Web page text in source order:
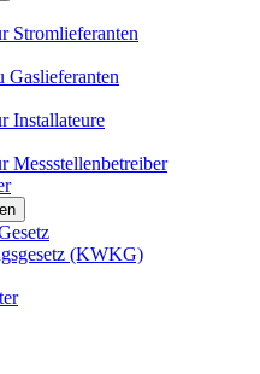
Stromlieferanten
Installateure
(KWKG)